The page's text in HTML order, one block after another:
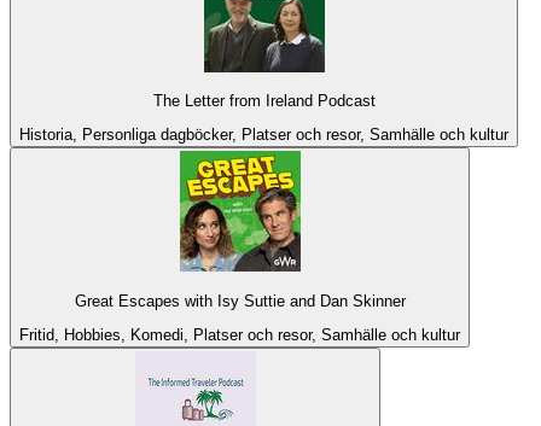
The Letter from Ireland Podcast
Historia, Personliga dagböcker, Platser och resor, Samhälle och kultur
Great Escapes with Isy Suttie and Dan Skinner
Fritid, Hobbies, Komedi, Platser och resor, Samhälle och kultur